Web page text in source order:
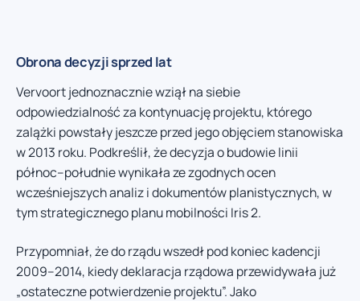
Obrona decyzji sprzed lat
Vervoort jednoznacznie wziął na siebie
odpowiedzialność za kontynuację projektu, którego
zalążki powstały jeszcze przed jego objęciem stanowiska
w 2013 roku. Podkreślił, że decyzja o budowie linii
północ–południe wynikała ze zgodnych ocen
wcześniejszych analiz i dokumentów planistycznych, w
tym strategicznego planu mobilności Iris 2.
Przypomniał, że do rządu wszedł pod koniec kadencji
2009–2014, kiedy deklaracja rządowa przewidywała już
„ostateczne potwierdzenie projektu”. Jako